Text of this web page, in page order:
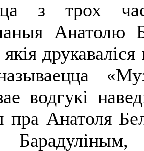
з трох
водгукі
пра Анатоля